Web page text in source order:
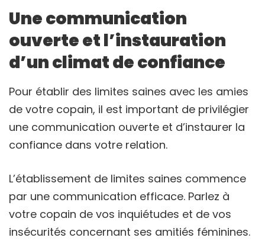
Une communication
ouverte et l’instauration
d’un climat de confiance
Pour établir des limites saines avec les amies
de votre copain, il est important de privilégier
une communication ouverte et d’instaurer la
confiance dans votre relation.
L’établissement de limites saines commence
par une communication efficace. Parlez à
votre copain de vos inquiétudes et de vos
insécurités concernant ses amitiés féminines.